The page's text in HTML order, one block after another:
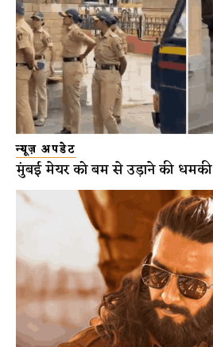
न्यूज़ अपडेट
मुंबई मेयर को बम से उड़ाने की धमकी